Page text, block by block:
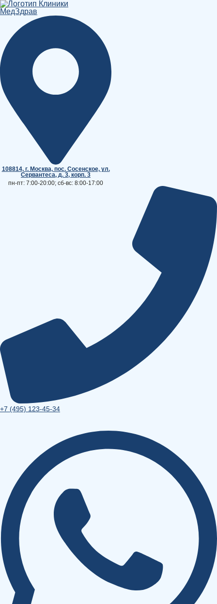
Перейти
к
содержимому
108814, г. Москва, поc. Сосенское, ул.
Сервантеса, д. 3, корп. 3
пн-пт: 7:00-20:00; сб-вс: 8:00-17:00
+7 (495) 123-45-34